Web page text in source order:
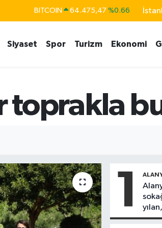
DOLAR 47,5986 %0.06
Siyaset Spor Turizm Ekonomi
toprakla
1
yılan,